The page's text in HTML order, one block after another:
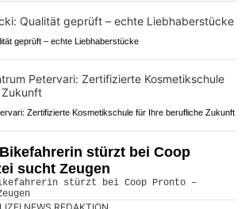
geprüft – echte Liebhaberstücke
Zertifizierte Kosmetikschule für Ihre berufliche Zukunft
stürzt bei Coop
sucht Zeugen